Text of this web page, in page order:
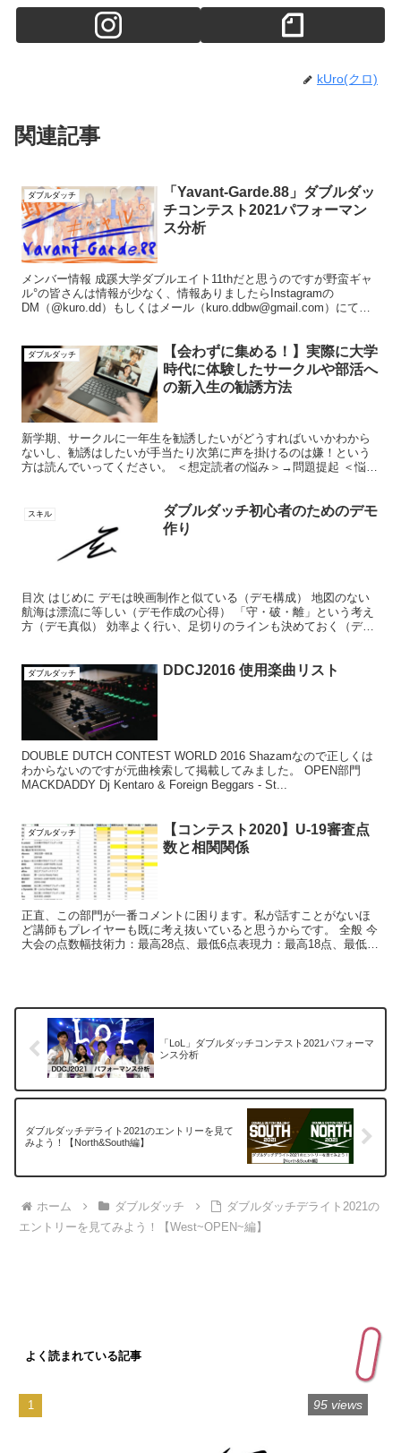
kUro(クロ)
関連記事
ダブルダッチ
「Yavant-Garde.88」ダブルダッ
チコンテスト2021パフォーマン
ス分析
メンバー情報 成蹊大学ダブルエイト11thだと思うのですが野蛮ギャ
ル°の皆さんは情報が少なく、情報ありましたらInstagramの
DM（@kuro.dd）もしくはメール（kuro.ddbw@gmail.com）にて教
ダブルダッチ
【会わずに集める！】実際に大学
時代に体験したサークルや部活へ
の新入生の勧誘方法
新学期、サークルに一年生を勧誘したいがどうすればいいかわから
ないし、勧誘はしたいが手当たり次第に声を掛けるのは嫌！という
方は読んでいってください。 ＜想定読者の悩み＞→問題提起 ＜悩み
スキル
ダブルダッチ初心者のためのデモ
作り
目次 はじめに デモは映画制作と似ている（デモ構成） 地図のない
航海は漂流に等しい（デモ作成の心得） 「守・破・離」という考え
方（デモ真似） 効率よく行い、足切りのラインも決めておく（デモ
ダブルダッチ DDCJ2016 使用楽曲リスト
DOUBLE DUTCH CONTEST WORLD 2016 Shazamなので正しくは
わからないのですが元曲検索して掲載してみました。 OPEN部門
MACKDADDY Dj Kentaro & Foreign Beggars - St...
ダブルダッチ
【コンテスト2020】U-19審査点
数と相関関係
正直、この部門が一番コメントに困ります。私が話すことがないほ
ど講師もプレイヤーも既に考え抜いていると思うからです。 全般 今
大会の点数幅技術力：最高28点、最低6点表現力：最高18点、最低4
「LoL」ダブルダッチコンテスト2021パフォーマ
ンス分析
ダブルダッチデライト2021のエントリーを見て
みよう！【North&South編】
ホーム ダブルダッチ
ダブルダッチデライト2021の
エントリーを見てみよう！【West~OPEN~編】
よく読まれている記事
95 views